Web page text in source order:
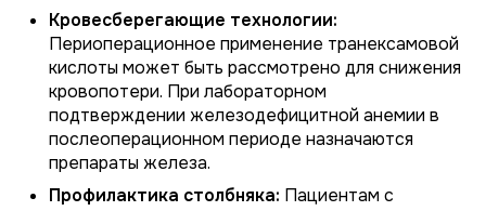
Кровесберегающие технологии:
Периоперационное применение транексамовой
кислоты может быть рассмотрено для снижения
кровопотери. При лабораторном
подтверждении железодефицитной анемии в
послеоперационном периоде назначаются
препараты железа.
Профилактика столбняка: Пациентам с